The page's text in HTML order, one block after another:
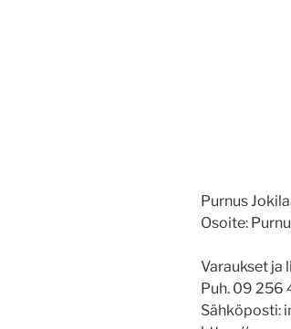
Purnus
Osoite:
Varaukset ja
Puh. 09 256
Sähköposti: